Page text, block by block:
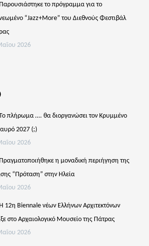
Παρουσιάστηκε το πρόγραμμα για το
“Jazz+More” του Διεθνούς Φεστιβάλ
2026
πλήρωμα …. θα διοργανώσει τον Κρυμμένο
2027 (;)
2026
Πραγματοποιήθηκε η μοναδική περιήγηση της
“Πρόταση” στην Ηλεία
2026
Η 12η Biennale νέων Ελλήνων Αρχιτεκτόνων
στο Αρχαιολογικό Μουσείο της Πάτρας
2026